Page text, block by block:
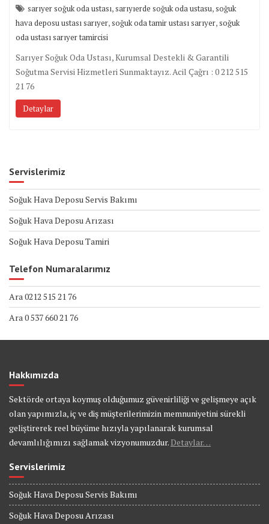
sarıyer soğuk oda ustası,sarıyıerde soğuk oda ustasu,soğuk
hava deposu ustası sarıyer,soğuk oda tamir ustası sarıyer,soğuk
oda ustası sarıyer tamircisi
Sarıyer Soğuk Oda Ustası, Kurumsal Destekli & Garantili
Soğutma Servisi Hizmetleri Sunmaktayız. Acil Çağrı : 0 212 515
21 76
Detaylar
Servislerimiz
Soğuk Hava Deposu Servis Bakımı
Soğuk Hava Deposu Arızası
Soğuk Hava Deposu Tamiri
Telefon Numaralarımız
Ara 0212 515 21 76
Ara 0 537 660 21 76
Hakkımızda
Sektörde ortaya koymuş olduğumuz güvenirliliği ve gelişmeye açık
olan yapımızla, iç ve diş müşterilerimizin memnuniyetini sürekli
geliştirerek reel büyüme hızıyla yapılanarak kurumsal
devamlılığımızı sağlamak vizyonumuzdur. Detaylar…
Servislerimiz
Soğuk Hava Deposu Servis Bakımı
Soğuk Hava Deposu Arızası